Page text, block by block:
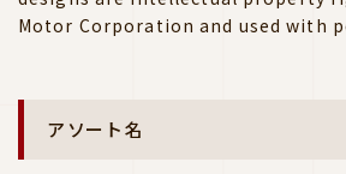
Motor Corporation and used with
アソート名